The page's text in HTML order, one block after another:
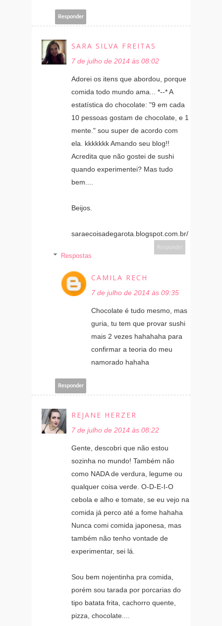
Responder
SARA SILVA FREITAS
7 de julho de 2014 às 08:02
Adorei os itens que abordou, porque
comida todo mundo ama... *--* A
estatística do chocolate: "9 em cada
10 pessoas gostam de chocolate, e 1
mente." sou super de acordo com
ela. kkkkkkk Amando seu blog!!
Acredita que não gostei de sushi
quando experimentei? Mas tudo
bem....
Beijos.
saraecoisadegarota.blogspot.com.br/
Responder
Respostas
CAMILA RECH
7 de julho de 2014 às 09:35
Chocolate é tudo mesmo, mas
guria, tu tem que provar sushi
mais 2 vezes hahahaha para
confirmar a teoria do meu
namorado hahaha
Responder
REJANE HERZER
7 de julho de 2014 às 08:22
Gente, descobri que não estou
sozinha no mundo! Também não
como NADA de verdura, legume ou
qualquer coisa verde. O-D-E-I-O
cebola e alho e tomate, se eu vejo na
comida já perco até a fome hahaha
Nunca comi comida japonesa, mas
também não tenho vontade de
experimentar, sei lá.
Sou bem nojentinha pra comida,
porém sou tarada por porcarias do
tipo batata frita, cachorro quente,
pizza, chocolate....